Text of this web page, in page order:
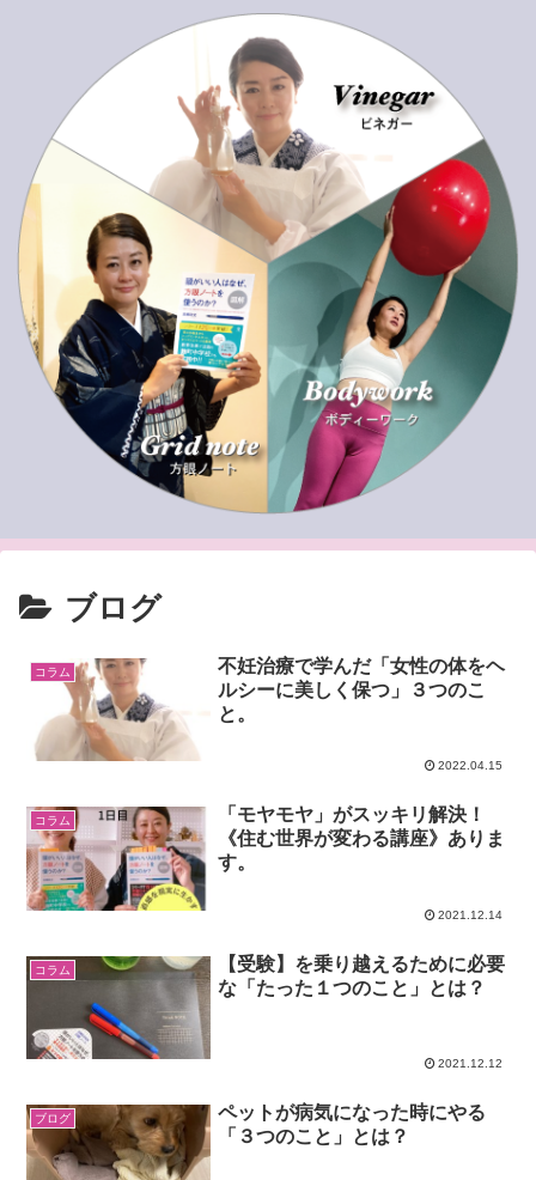
ブログ
コラム
不妊治療で学んだ「女性の体をヘ
ルシーに美しく保つ」３つのこ
と。
2022.04.15
コラム
「モヤモヤ」がスッキリ解決！
《住む世界が変わる講座》ありま
す。
2021.12.14
コラム
【受験】を乗り越えるために必要
な「たった１つのこと」とは？
2021.12.12
ブログ
ペットが病気になった時にやる
「３つのこと」とは？